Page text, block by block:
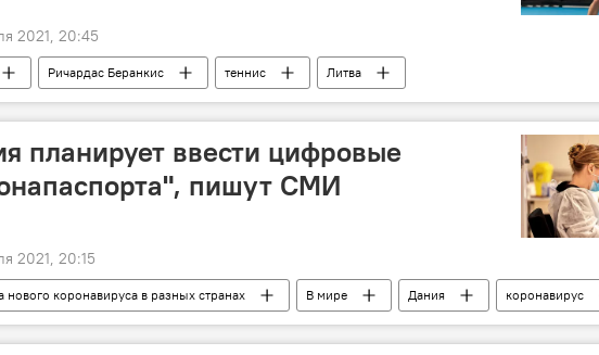
2021, 20:45
Ричардас Беранкис теннис Литва
планирует ввести цифровые
пишут СМИ
2021, 20:15
нового коронавируса в разных странах В мире Дания
коронавирус